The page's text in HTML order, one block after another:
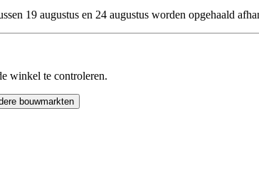
19 augustus en 24 augustus worden opgehaald
winkel te controleren.
bouwmarkten